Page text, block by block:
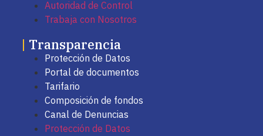
Autoridad de Control
Trabaja con Nosotros
| Transparencia
Protección de Datos
Portal de documentos
Tarifario
Composición de fondos
Canal de Denuncias
Protección de Datos